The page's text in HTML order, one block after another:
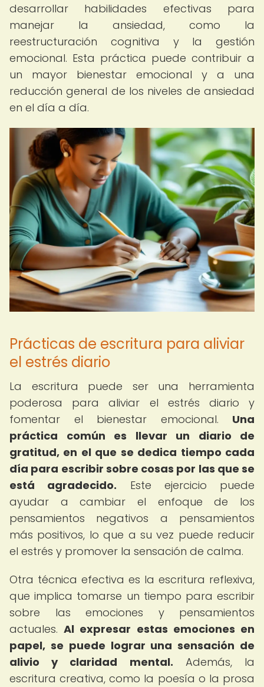
desarrollar habilidades efectivas para
manejar la ansiedad, como la
reestructuración cognitiva y la gestión
emocional. Esta práctica puede contribuir a
un mayor bienestar emocional y a una
reducción general de los niveles de ansiedad
en el día a día.
Prácticas de escritura para aliviar
el estrés diario
La escritura puede ser una herramienta
poderosa para aliviar el estrés diario y
fomentar el bienestar emocional. Una
práctica común es llevar un diario de
gratitud, en el que se dedica tiempo cada
día para escribir sobre cosas por las que se
está agradecido. Este ejercicio puede
ayudar a cambiar el enfoque de los
pensamientos negativos a pensamientos
más positivos, lo que a su vez puede reducir
el estrés y promover la sensación de calma.
Otra técnica efectiva es la escritura reflexiva,
que implica tomarse un tiempo para escribir
sobre las emociones y pensamientos
actuales.Al expresar estas emociones en
papel, se puede lograr una sensación de
alivio y claridad mental. Además, la
escritura creativa, como la poesía o la prosa